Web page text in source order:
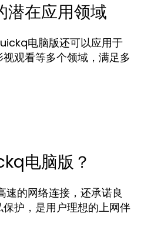
在应用领域
电脑版还可以应用于
观看等多个领域，满足多
电脑版？
的网络连接，还承诺良
护，是用户理想的上网伴